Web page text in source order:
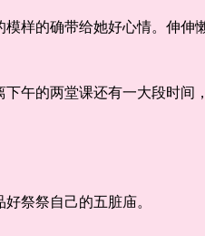
的确带给她好心情。伸伸
的两堂课还有一大段时间
祭祭自己的五脏庙。